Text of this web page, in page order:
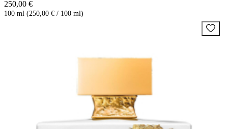
250,00 €
100 ml (250,00 € / 100 ml)